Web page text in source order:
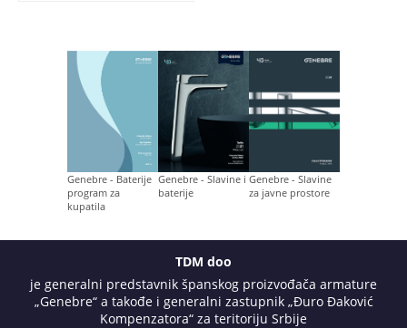
Genebre - Baterije
program za
kupatila
Genebre - Slavine i
baterije
Genebre - Slavine
za javne prostore
TDM doo
je generalni predstavnik španskog proizvođača armature
„Genebre“ a takođe i generalni zastupnik „Đuro Đaković
Kompenzatora“ za teritoriju Srbije